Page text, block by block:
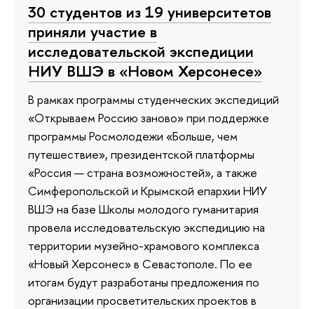
30 студентов из 19 университетов
приняли участие в
исследовательской экспедиции
НИУ ВШЭ в «Новом Херсонесе»
В рамках программы студенческих экспедиций
«Открываем Россию заново» при поддержке
программы Росмолодежи «Больше, чем
путешествие», президентской платформы
«Россия — страна возможностей», а также
Симферопольской и Крымской епархии НИУ
ВШЭ на базе Школы молодого гуманитария
провела исследовательскую экспедицию на
территории музейно-храмового комплекса
«Новый Херсонес» в Севастополе. По ее
итогам будут разработаны предложения по
организации просветительских проектов в